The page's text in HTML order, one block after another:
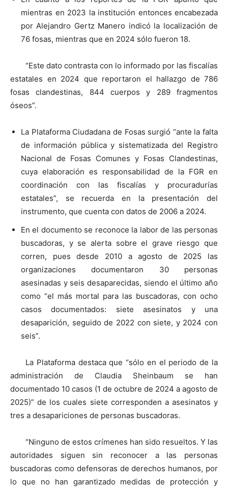
mientras en 2023 la institución entonces encabezada
por Alejandro Gertz Manero indicó la localización de
76 fosas, mientras que en 2024 sólo fueron 18.
“Este dato contrasta con lo informado por las fiscalías
estatales en 2024 que reportaron el hallazgo de 786
fosas clandestinas, 844 cuerpos y 289 fragmentos
óseos”.
La Plataforma Ciudadana de Fosas surgió “ante la falta
de información pública y sistematizada del Registro
Nacional de Fosas Comunes y Fosas Clandestinas,
cuya elaboración es responsabilidad de la FGR en
coordinación con las fiscalías y procuradurías
estatales”, se recuerda en la presentación del
instrumento, que cuenta con datos de 2006 a 2024.
En el documento se reconoce la labor de las personas
buscadoras, y se alerta sobre el grave riesgo que
corren, pues desde 2010 a agosto de 2025 las
organizaciones documentaron 30 personas
asesinadas y seis desaparecidas, siendo el último año
como “el más mortal para las buscadoras, con ocho
casos documentados: siete asesinatos y una
desaparición, seguido de 2022 con siete, y 2024 con
seis”.
La Plataforma destaca que “sólo en el periodo de la
administración de Claudia Sheinbaum se han
documentado 10 casos (1 de octubre de 2024 a agosto de
2025)” de los cuales siete corresponden a asesinatos y
tres a desapariciones de personas buscadoras.
“Ninguno de estos crímenes han sido resueltos. Y las
autoridades siguen sin reconocer a las personas
buscadoras como defensoras de derechos humanos, por
lo que no han garantizado medidas de protección y